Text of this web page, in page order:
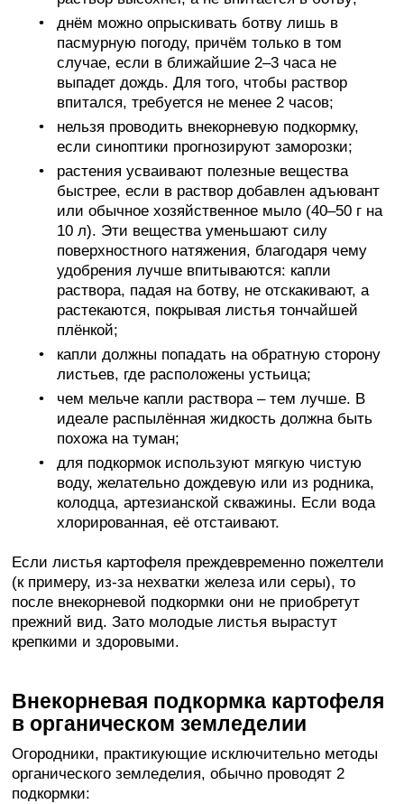
днём можно опрыскивать ботву лишь в
пасмурную погоду, причём только в том
случае, если в ближайшие 2–3 часа не
выпадет дождь. Для того, чтобы раствор
впитался, требуется не менее 2 часов;
нельзя проводить внекорневую подкормку,
если синоптики прогнозируют заморозки;
растения усваивают полезные вещества
быстрее, если в раствор добавлен адъювант
или обычное хозяйственное мыло (40–50 г на
10 л). Эти вещества уменьшают силу
поверхностного натяжения, благодаря чему
удобрения лучше впитываются: капли
раствора, падая на ботву, не отскакивают, а
растекаются, покрывая листья тончайшей
плёнкой;
капли должны попадать на обратную сторону
листьев, где расположены устьица;
чем мельче капли раствора – тем лучше. В
идеале распылённая жидкость должна быть
похожа на туман;
для подкормок используют мягкую чистую
воду, желательно дождевую или из родника,
колодца, артезианской скважины. Если вода
хлорированная, её отстаивают.
Если листья картофеля преждевременно пожелтели
(к примеру, из-за нехватки железа или серы), то
после внекорневой подкормки они не приобретут
прежний вид. Зато молодые листья вырастут
крепкими и здоровыми.
Внекорневая подкормка картофеля
в органическом земледелии
Огородники, практикующие исключительно методы
органического земледелия, обычно проводят 2
подкормки: